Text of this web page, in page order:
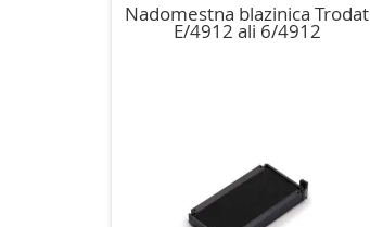
Nadomestna blazinica Trodat
E/4912 ali 6/4912